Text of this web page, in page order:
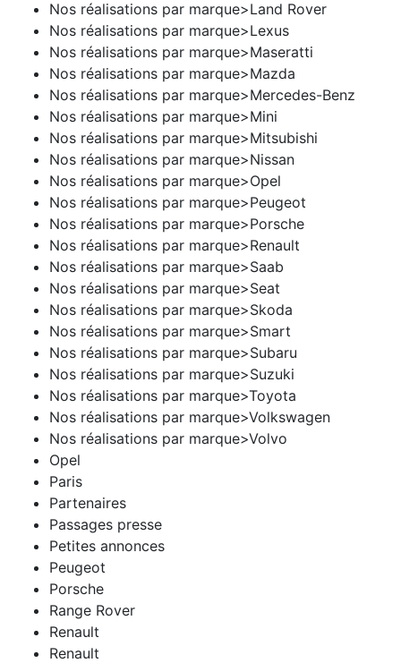
Nos réalisations par marque>Land Rover
Nos réalisations par marque>Lexus
Nos réalisations par marque>Maseratti
Nos réalisations par marque>Mazda
Nos réalisations par marque>Mercedes-Benz
Nos réalisations par marque>Mini
Nos réalisations par marque>Mitsubishi
Nos réalisations par marque>Nissan
Nos réalisations par marque>Opel
Nos réalisations par marque>Peugeot
Nos réalisations par marque>Porsche
Nos réalisations par marque>Renault
Nos réalisations par marque>Saab
Nos réalisations par marque>Seat
Nos réalisations par marque>Skoda
Nos réalisations par marque>Smart
Nos réalisations par marque>Subaru
Nos réalisations par marque>Suzuki
Nos réalisations par marque>Toyota
Nos réalisations par marque>Volkswagen
Nos réalisations par marque>Volvo
Opel
Paris
Partenaires
Passages presse
Petites annonces
Peugeot
Porsche
Range Rover
Renault
Renault